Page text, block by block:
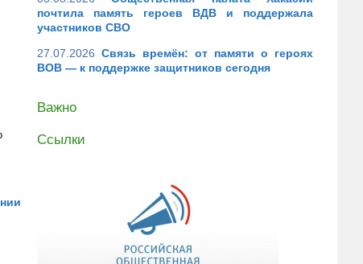
почтила память героев ВДВ и поддержала
участников СВО
27.07.2026 Связь времён: от памяти о героях
ВОВ — к поддержке защитников сегодня
Важно
Ссылки